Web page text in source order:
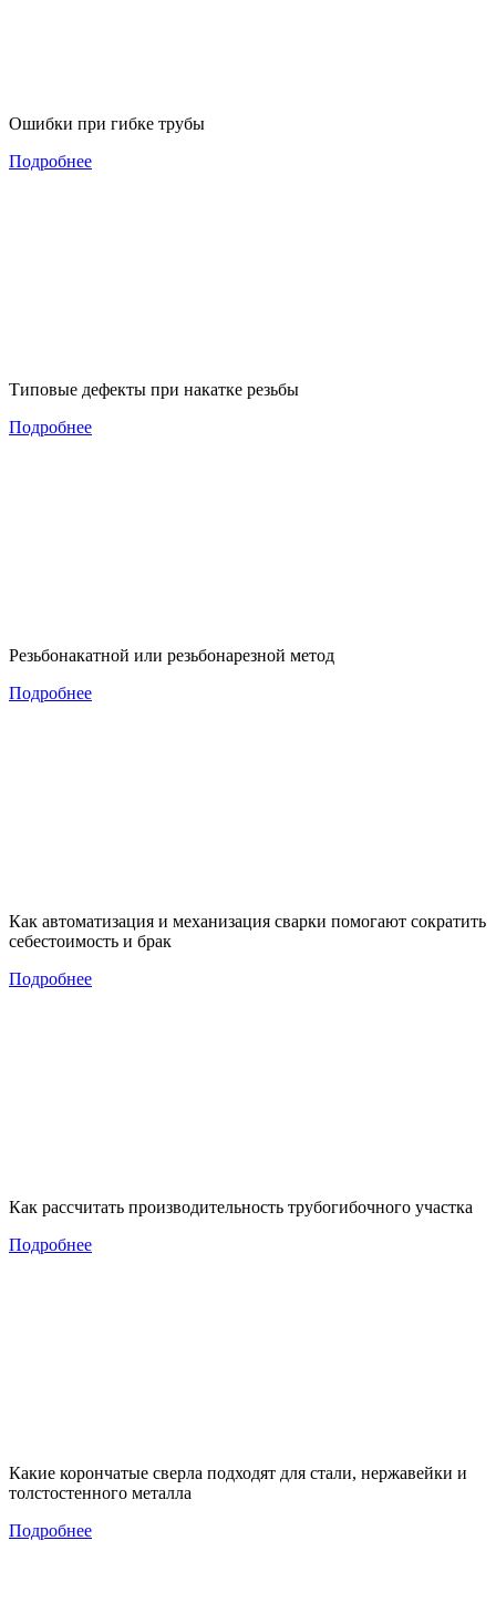
Ошибки при гибке трубы
Подробнее
Типовые дефекты при накатке резьбы
Подробнее
Резьбонакатной или резьбонарезной метод
Подробнее
Как автоматизация и механизация сварки помогают сократить
себестоимость и брак
Подробнее
Как рассчитать производительность трубогибочного участка
Подробнее
Какие корончатые сверла подходят для стали, нержавейки и
толстостенного металла
Подробнее